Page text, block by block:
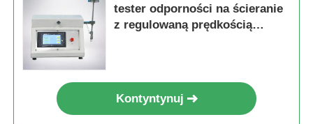
tester odporności na ścieranie
z regulowaną prędkością
Kontyntynuj